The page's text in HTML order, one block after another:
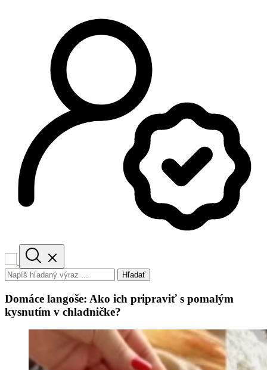
Hľadať
Domáce langoše: Ako ich pripraviť s pomalým
kysnutím v chladničke?